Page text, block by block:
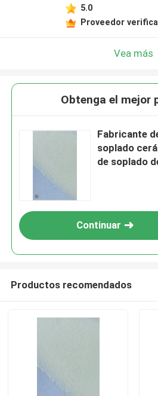
5.0
Proveedor
Vea más
Obtenga el mejor
Fabricante
soplado
de soplado
Continuar
Productos recomendados